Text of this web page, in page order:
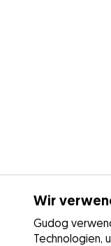
Wir
Gudog
Technologien,